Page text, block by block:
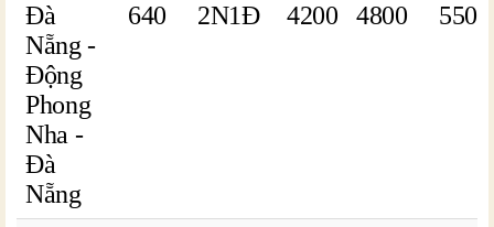
Đà
Nẵng -
Động
Phong
Nha -
Đà
Nẵng
640 2N1Đ 4200 4800 5500